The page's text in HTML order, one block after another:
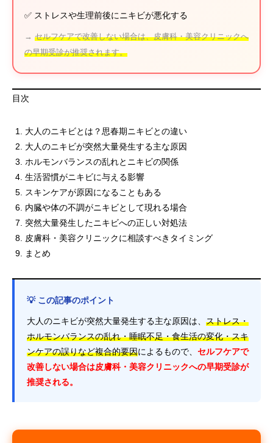
✅ ストレスや生理前後にニキビが悪化する
→ セルフケアで改善しない場合は、皮膚科・美容クリニックへ
の早期受診が推奨されます。
目次
大人のニキビとは？思春期ニキビとの違い
大人のニキビが突然大量発生する主な原因
ホルモンバランスの乱れとニキビの関係
生活習慣がニキビに与える影響
スキンケアが原因になることもある
内臓や体の不調がニキビとして現れる場合
突然大量発生したニキビへの正しい対処法
皮膚科・美容クリニックに相談すべきタイミング
まとめ
💡 この記事のポイント
大人のニキビが突然大量発生する主な原因は、 ストレス・
ホルモンバランスの乱れ・睡眠不足・食生活の変化・スキ
ンケアの誤りなど複合的要因によるもので、 セルフケアで
改善しない場合は皮膚科・美容クリニックへの早期受診が
推奨される。